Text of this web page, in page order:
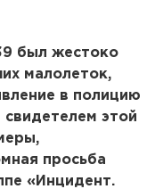
был жестоко
малолеток,
в полицию
этой
просьба
«Инцидент.